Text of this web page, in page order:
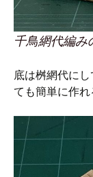
千鳥網代編み
底は桝網代にし
ても簡単に作れ